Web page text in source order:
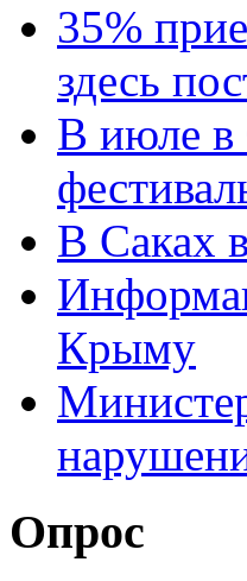
35%
здесь
В июле в
В Саках
Крыму
Опрос